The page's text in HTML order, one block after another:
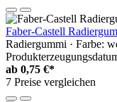
Faber-Castell
Radiergummi · Farbe:
ab 0,75 €*
7 Preise vergleichen